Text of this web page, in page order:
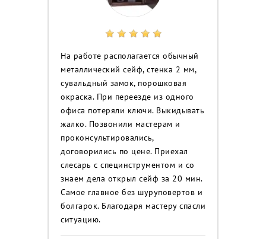
На работе располагается обычный
металлический сейф, стенка 2 мм,
сувальдный замок, порошковая
окраска. При переезде из одного
офиса потеряли ключи. Выкидывать
жалко. Позвонили мастерам и
проконсультировались,
договорились по цене. Приехал
слесарь с специнструментом и со
знаем дела открыл сейф за 20 мин.
Самое главное без шуруповертов и
болгарок. Благодаря мастеру спасли
ситуацию.